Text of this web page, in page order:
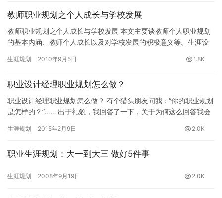
教师职业规划之个人成长与学校发展
教师职业规划之个人成长与学校发展 本文主要谈教师个人职业规划
的基本内涵、教师个人成长以及对学校发展的积极意义等。生涯设
生涯规划 2010年9月5日 1.8K
职业设计经理职业规划怎么做？
职业设计经理职业规划怎么做？ 有个猎头朋友问我：“你的职业规划
是怎样的？”…… 出于礼貌，我回答了一下，关于为何这么回答我会
生涯规划 2015年2月9日 2.0K
职业生涯规划：大一到大三 做好5件事
生涯规划 2008年9月19日 2.0K